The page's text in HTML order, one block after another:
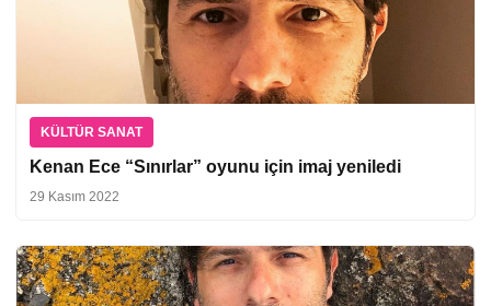
KÜLTÜR SANAT
Kenan Ece “Sınırlar” oyunu için imaj yeniledi
29 Kasım 2022